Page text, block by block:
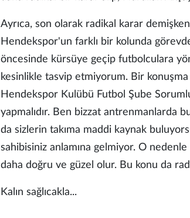
Ayrıca, son olarak radikal karar
Hendekspor'un farklı bir kolunda
öncesinde kürsüye geçip futbolculara
kesinlikle tasvip etmiyorum. Bir konuşma
Hendekspor Kulübü Futbol Şube
yapmalıdır. Ben bizzat antrenmanlarda
da sizlerin takıma maddi kaynak
sahibisiniz anlamına gelmiyor. O
daha doğru ve güzel olur. Bu konu da
Kalın sağlıcakla...